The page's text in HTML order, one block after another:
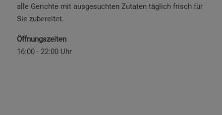
alle Gerichte mit ausgesuchten Zutaten täglich frisch für
Sie zubereitet.
Öffnungszeiten
16:00 - 22:00 Uhr